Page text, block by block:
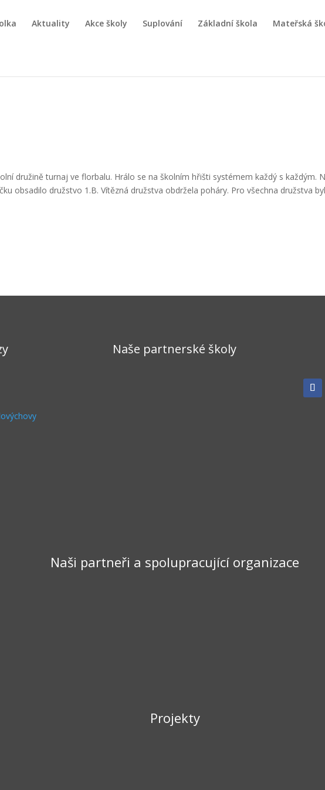
Aktuality Akce školy Suplování Základní škola Mateřská
družině turnaj ve florbalu. Hrálo se na školním hřišti systémem každý s každým.
obsadilo družstvo 1.B. Vítězná družstva obdržela poháry. Pro všechna družstva
Naše partnerské školy
Naši partneři a spolupracující organizace
Projekty